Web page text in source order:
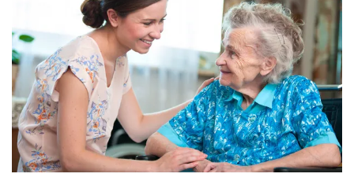
creación y manejo de
estadísticas de turismo